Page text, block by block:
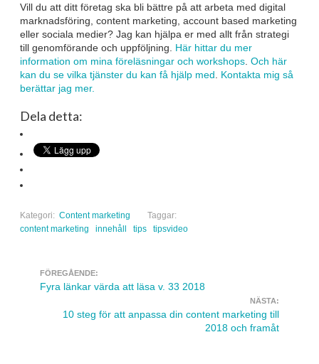
Vill du att ditt företag ska bli bättre på att arbeta med digital
marknadsföring, content marketing, account based marketing
eller sociala medier? Jag kan hjälpa er med allt från strategi
till genomförande och uppföljning. Här hittar du mer
information om mina föreläsningar och workshops Och här
kan du se vilka tjänster du kan få hjälp med
Kontakta mig så
berättar jag mer.
Dela detta:
Kategori: Content marketing
Taggar:
content marketing
innehåll tips tipsvideo
Navigera inlägg
FÖREGÅENDE:
Fyra länkar värda att läsa v. 33 2018
NÄSTA:
10 steg för att anpassa din content marketing till
2018 och framåt